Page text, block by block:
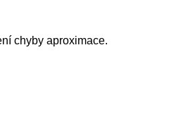
chyby aproximace.